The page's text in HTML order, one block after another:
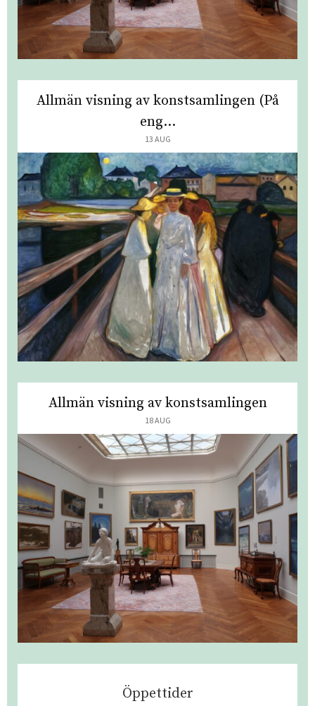
Allmän visning av konstsamlingen (På
eng...
13 AUG
Allmän visning av konstsamlingen
18 AUG
Öppettider